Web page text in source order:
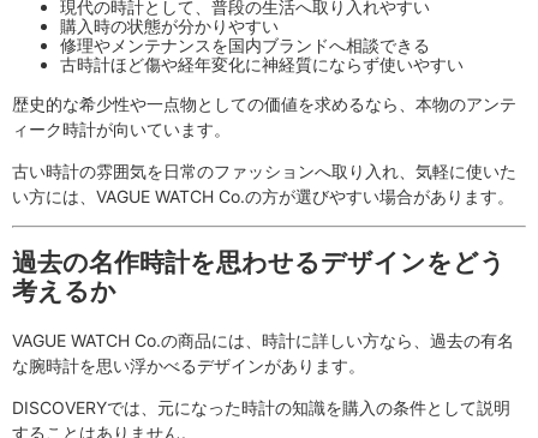
現代の時計として、普段の生活へ取り入れやすい
購入時の状態が分かりやすい
修理やメンテナンスを国内ブランドへ相談できる
古時計ほど傷や経年変化に神経質にならず使いやすい
歴史的な希少性や一点物としての価値を求めるなら、本物のアンテ
ィーク時計が向いています。
古い時計の雰囲気を日常のファッションへ取り入れ、気軽に使いた
い方には、VAGUE WATCH Co.の方が選びやすい場合があります。
過去の名作時計を思わせるデザインをどう
考えるか
VAGUE WATCH Co.の商品には、時計に詳しい方なら、過去の有名
な腕時計を思い浮かべるデザインがあります。
DISCOVERYでは、元になった時計の知識を購入の条件として説明
することはありません。